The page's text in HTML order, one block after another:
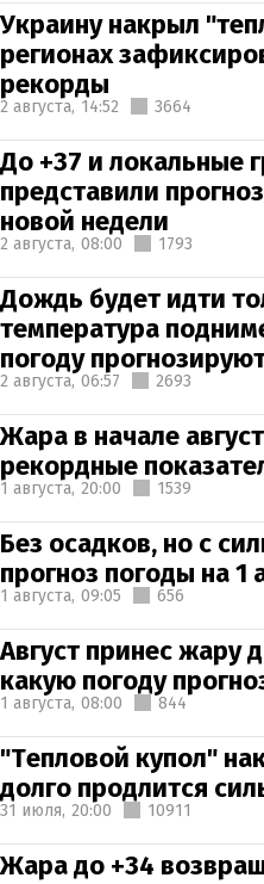
Украину накрыл
регионах
рекорды
2 августа, 14:52 3664
До +37 и локальные
представили
новой недели
2 августа, 08:00 1793
Дождь будет идти
температура
погоду
2 августа, 06:57 2693
Жара в начале
рекордные
1 августа, 20:00 1539
Без осадков, но с
прогноз погоды на 1
1 августа, 09:05 656
Август принес жару
какую погоду
1 августа, 08:00 844
"Тепловой купол"
долго продлится
31 июля, 20:00 10911
Жара до +34